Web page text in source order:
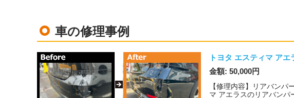
車の修理事例
トヨタ エスティマ ア
金額: 50,000円
【修理内容】リアバン
マ アエラスのリアバンパ